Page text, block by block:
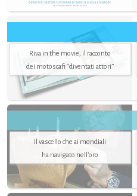
Riva in the movie, il racconto
dei motoscafi “diventati attori”
Il vascello che ai mondiali
ha navigato nell’oro